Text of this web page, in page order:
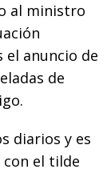
al ministro
el anuncio de
de
diarios y es
con el tilde